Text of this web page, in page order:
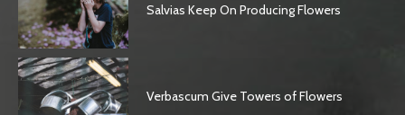
Salvias Keep On Producing Flowers
Verbascum Give Towers of Flowers